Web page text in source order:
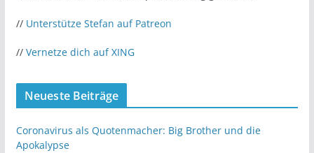
// Unterstütze Stefan auf Patreon
// Vernetze dich auf XING
Neueste Beiträge
Coronavirus als Quotenmacher: Big Brother und die
Apokalypse